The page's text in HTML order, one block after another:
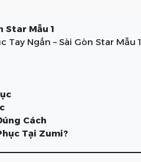
Star Mẫu 1
Ngắn – Sài Gòn Star Mẫu 1
Cách
Tại Zumi?